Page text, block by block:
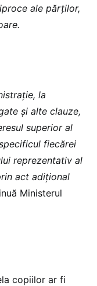
ale părților,
la
și alte clauze,
superior al
fiecărei
reprezentativ al
act adițional
Ministerul
copiilor ar fi